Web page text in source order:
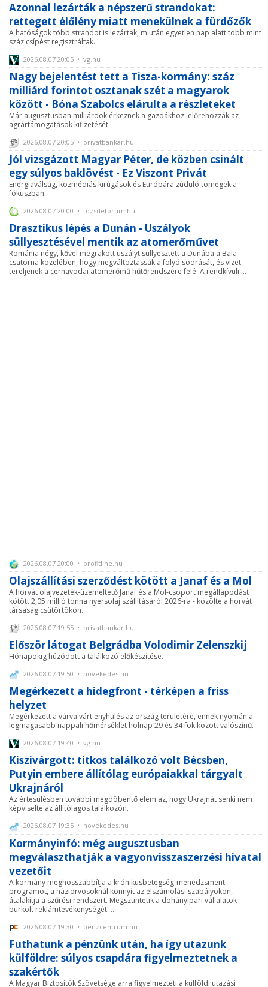
Azonnal lezárták a népszerű strandokat:
rettegett élőlény miatt menekülnek a fürdőzők
A hatóságok több strandot is lezártak, miután egyetlen nap alatt több mint
száz csípést regisztráltak.
2026.08.07 20:05 • vg.hu
Nagy bejelentést tett a Tisza-kormány: száz
milliárd forintot osztanak szét a magyarok
között - Bóna Szabolcs elárulta a részleteket
Már augusztusban milliárdok érkeznek a gazdákhoz: előrehozzák az
agrártámogatások kifizetését.
2026.08.07 20:05 • privatbankar.hu
Jól vizsgázott Magyar Péter, de közben csinált
egy súlyos baklövést - Ez Viszont Privát
Energiaválság, közmédiás kirúgások és Európára zúduló tömegek a
fókuszban.
2026.08.07 20:00 • tozsdeforum.hu
Drasztikus lépés a Dunán - Uszályok
süllyesztésével mentik az atomerőművet
Románia négy, kővel megrakott uszályt süllyesztett a Dunába a Bala-
csatorna közelében, hogy megváltoztassák a folyó sodrását, és vizet
tereljenek a cernavodai atomerőmű hűtőrendszere felé. A rendkívüli ...
2026.08.07 20:00 • profitline.hu
Olajszállítási szerződést kötött a Janaf és a Mol
A horvát olajvezeték-üzemeltető Janaf és a Mol-csoport megállapodást
kötött 2,05 millió tonna nyersolaj szállításáról 2026-ra - közölte a horvát
társaság csütörtökön.
2026.08.07 19:55 • privatbankar.hu
Először látogat Belgrádba Volodimir Zelenszkij
Hónapokig húzódott a találkozó előkészítése.
2026.08.07 19:50 • novekedes.hu
Megérkezett a hidegfront - térképen a friss
helyzet
Megérkezett a várva várt enyhülés az ország területére, ennek nyomán a
legmagasabb nappali hőmérséklet holnap 29 és 34 fok között valószínű.
2026.08.07 19:40 • vg.hu
Kiszivárgott: titkos találkozó volt Bécsben,
Putyin embere állítólag európaiakkal tárgyalt
Ukrajnáról
Az értesülésben további megdöbentő elem az, hogy Ukrajnát senki nem
képviselte az állítólagos találkozón.
2026.08.07 19:35 • novekedes.hu
Kormányinfó: még augusztusban
megválaszthatják a vagyonvisszaszerzési hivatal
vezetőit
A kormány meghosszabbítja a krónikusbetegség-menedzsment
programot, a háziorvosoknál könnyít az elszámolási szabályokon,
átalakítja a szűrési rendszert. Megszüntetik a dohányipari vállalatok
burkolt reklámtevékenységét. ...
2026.08.07 19:30 • penzcentrum.hu
Futhatunk a pénzünk után, ha így utazunk
külföldre: súlyos csapdára figyelmeztetnek a
szakértők
A Magyar Biztosítók Szövetsége arra figyelmezteti a külföldi utazási